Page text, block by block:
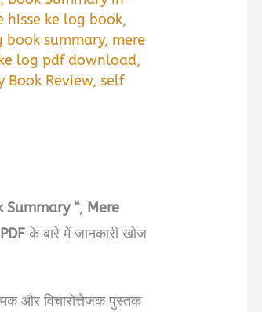
hisse ke log book,
book summary, mere
log pdf download,
Book Review,self
Summary “, Mere
के बारे में जानकारी खोज
और विचारोत्तेजक पुस्तक